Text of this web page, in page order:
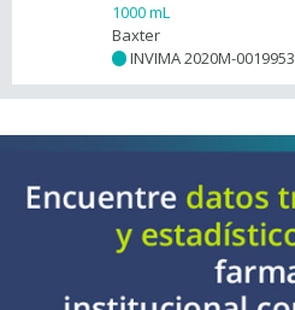
1000 mL
Baxter
INVIMA 2020M-0019953